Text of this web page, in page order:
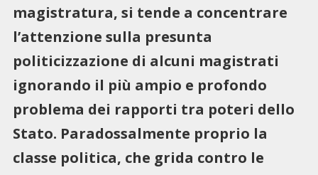
magistratura, si tende a concentrare
l’attenzione sulla presunta
politicizzazione di alcuni magistrati
ignorando il più ampio e profondo
problema dei rapporti tra poteri dello
Stato. Paradossalmente proprio la
classe politica, che grida contro le